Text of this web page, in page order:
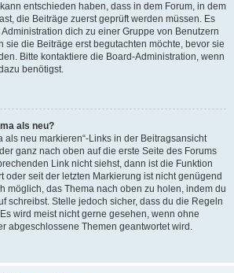
entschieden haben, dass in dem Forum, in dem
die Beiträge zuerst geprüft werden müssen. Es
dich zu einer Gruppe von Benutzern
sie die Beiträge erst begutachten möchte, bevor sie
Bitte kontaktiere die Board-Administration, wenn
benötigst.
als neu?
als neu markieren“-Links in der Beitragsansicht
ganz nach oben auf die erste Seite des Forums
Link nicht siehst, dann ist die Funktion
oder seit der letzten Markierung ist nicht genügend
möglich, das Thema nach oben zu holen, indem du
schreibst. Stelle jedoch sicher, dass du die Regeln
wird meist nicht gerne gesehen, wenn ohne
abgeschlossene Themen geantwortet wird.